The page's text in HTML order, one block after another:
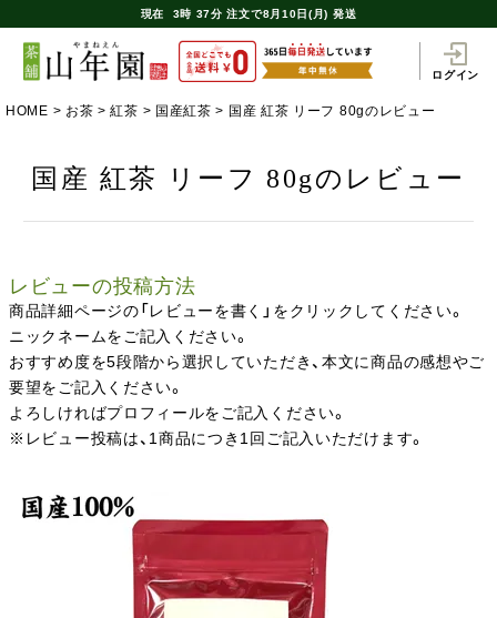
現在 3時 37分 注文で8月10日(月) 発送
ログイン
HOME お茶 紅茶 国産紅茶 国産 紅茶 リーフ 80gのレビュー
国産 紅茶 リーフ 80gのレビュー
レビューの投稿方法
商品詳細ページの「レビューを書く」をクリックしてください。
ニックネームをご記入ください。
おすすめ度を5段階から選択していただき、本文に商品の感想やご
要望をご記入ください。
よろしければプロフィールをご記入ください。
※レビュー投稿は、1商品につき1回ご記入いただけます。